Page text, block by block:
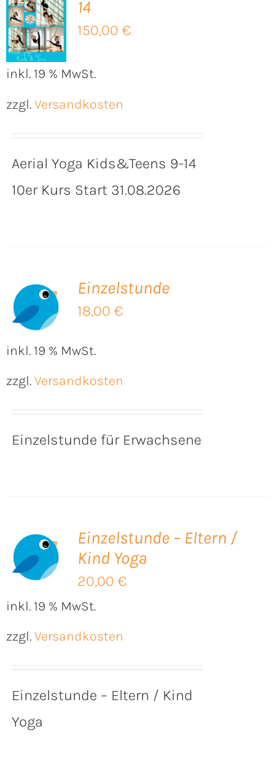
14
150,00 €
inkl. 19 % MwSt.
zzgl. Versandkosten
Aerial Yoga Kids&Teens 9-14
10er Kurs Start 31.08.2026
Einzelstunde
18,00 €
inkl. 19 % MwSt.
zzgl. Versandkosten
Einzelstunde für Erwachsene
Einzelstunde – Eltern /
Kind Yoga
20,00 €
inkl. 19 % MwSt.
zzgl. Versandkosten
Einzelstunde – Eltern / Kind
Yoga